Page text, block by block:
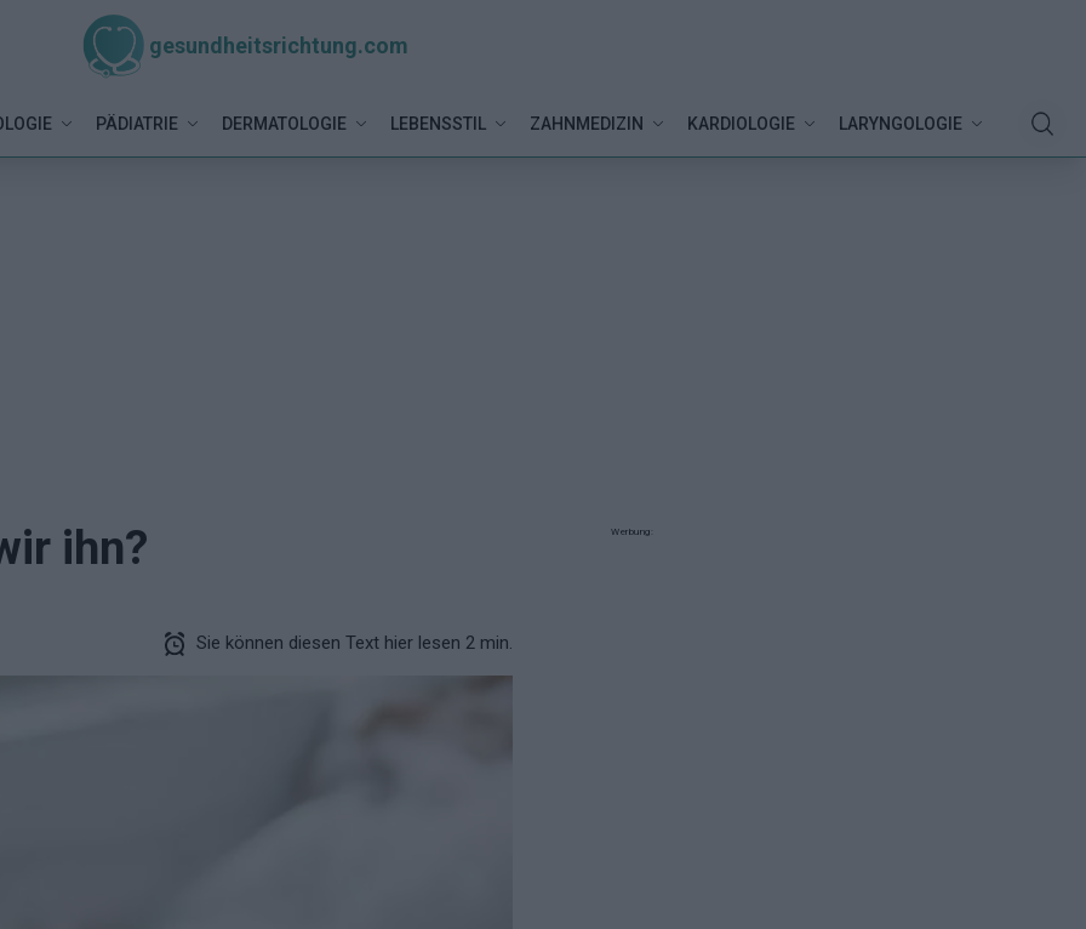
gesundheitsrichtung.com
PÄDIATRIE DERMATOLOGIE LEBENSSTIL ZAHNMEDIZIN KARDIOLOGIE LARYNGOLOGIE
ihn?
Sie können diesen Text hier lesen 2 min.
Werbung: